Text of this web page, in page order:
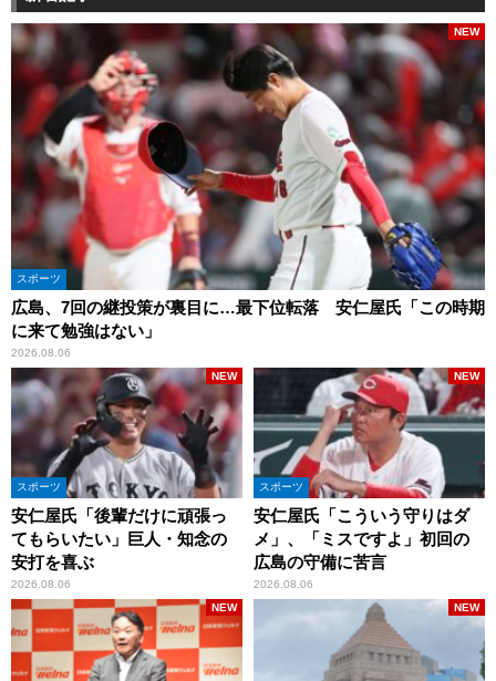
スポーツ
広島、7回の継投策が裏目に…最下位転落 安仁屋氏「この時期
に来て勉強はない」
2026.08.06
NEW
スポーツ
安仁屋氏「後輩だけに頑張っ
てもらいたい」巨人・知念の
安打を喜ぶ
2026.08.06
NEW
スポーツ
安仁屋氏「こういう守りはダ
メ」、「ミスですよ」初回の
広島の守備に苦言
2026.08.06
NEW
NEW NEW